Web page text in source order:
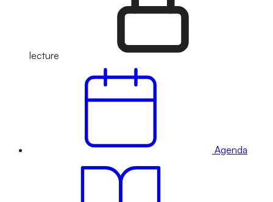
lecture
Agenda